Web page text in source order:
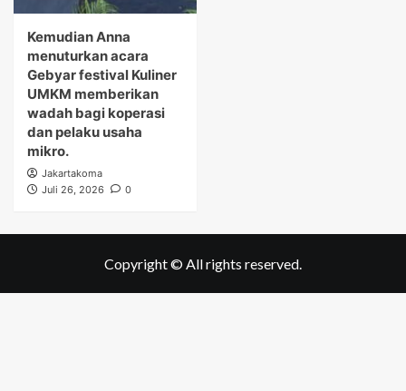
Kemudian Anna
menuturkan acara
Gebyar festival Kuliner
UMKM memberikan
wadah bagi koperasi
dan pelaku usaha
mikro.
Jakartakoma
Juli 26, 2026
0
Copyright © All rights reserved.